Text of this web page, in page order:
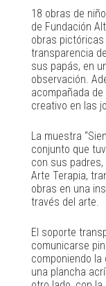
18 obras de
de Fundación
obras
transparencia
sus papás, en
observación.
acompañada
creativo en las
La muestra
conjunto que
con sus
Arte Terapia,
obras en una
través del arte.
El soporte
comunicarse
componiendo la
una plancha